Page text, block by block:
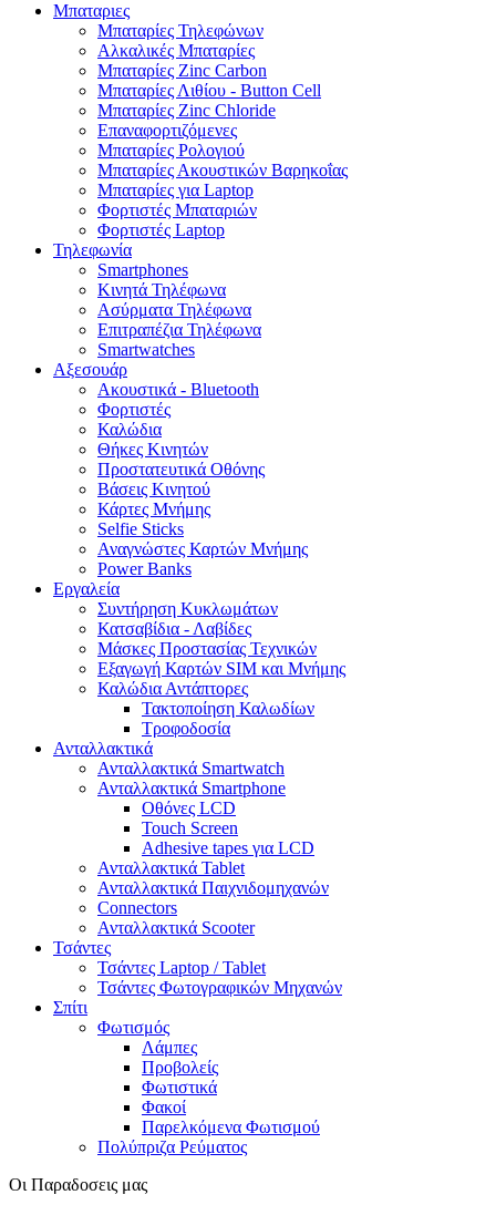
Μπαταριες
Μπαταρίες Τηλεφώνων
Αλκαλικές Μπαταρίες
Μπαταρίες Zinc Carbon
Μπαταρίες Λιθίου - Button Cell
Μπαταρίες Zinc Chloride
Επαναφορτιζόμενες
Μπαταρίες Ρολογιού
Μπαταρίες Ακουστικών Βαρηκοΐας
Μπαταρίες για Laptop
Φορτιστές Μπαταριών
Φορτιστές Laptop
Τηλεφωνία
Smartphones
Κινητά Τηλέφωνα
Ασύρματα Τηλέφωνα
Επιτραπέζια Τηλέφωνα
Smartwatches
Αξεσουάρ
Ακουστικά - Bluetooth
Φορτιστές
Καλώδια
Θήκες Κινητών
Προστατευτικά Οθόνης
Βάσεις Κινητού
Κάρτες Μνήμης
Selfie Sticks
Αναγνώστες Καρτών Μνήμης
Power Banks
Εργαλεία
Συντήρηση Κυκλωμάτων
Κατσαβίδια - Λαβίδες
Μάσκες Προστασίας Τεχνικών
Εξαγωγή Καρτών SIM και Μνήμης
Καλώδια Αντάπτορες
Τακτοποίηση Καλωδίων
Τροφοδοσία
Ανταλλακτικά
Ανταλλακτικά Smartwatch
Ανταλλακτικά Smartphone
Οθόνες LCD
Touch Screen
Adhesive tapes για LCD
Ανταλλακτικά Tablet
Ανταλλακτικά Παιχνιδομηχανών
Connectors
Ανταλλακτικά Scooter
Τσάντες
Τσάντες Laptop / Tablet
Τσάντες Φωτoγραφικών Μηχανών
Σπίτι
Φωτισμός
Λάμπες
Προβολείς
Φωτιστικά
Φακοί
Παρελκόμενα Φωτισμού
Πολύπριζα Ρεύματος
Οι Παραδοσεις μας